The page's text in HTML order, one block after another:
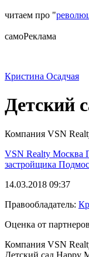
читаем про "
самоРеклама
Кристина Осадчая
Детский
Компания VSN
VSN Realty Москва
застройщика
14.03.2018 09:37
Правообладатель:
Оценка от
Компания VSN
Детский сад Happy